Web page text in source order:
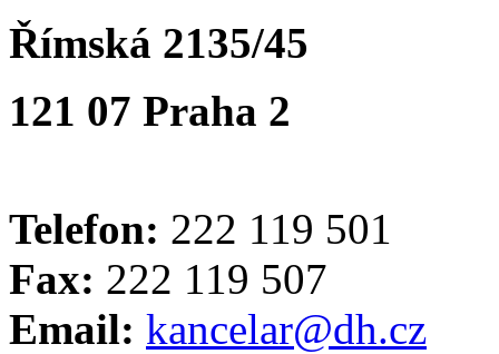
Římská 2135/45
121 07 Praha 2
Telefon: 222 119 501
Fax: 222 119 507
Email: kancelar@dh.cz